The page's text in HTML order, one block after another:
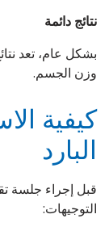
نتائج دائمة
بشكل عام، تعد
وزن الجسم.
كيفية
البارد
قبل إجراء جلسة
التوجيهات: